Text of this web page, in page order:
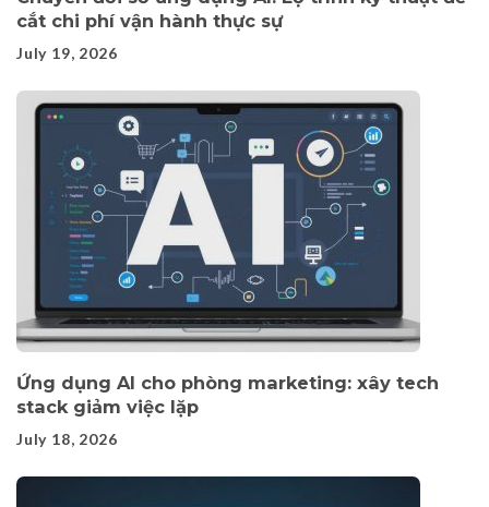
cắt chi phí vận hành thực sự
July 19, 2026
Ứng dụng AI cho phòng marketing: xây tech
stack giảm việc lặp
July 18, 2026